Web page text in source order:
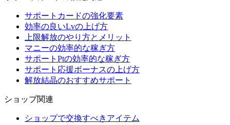
サポートカードの強化要素
効率の良いLvの上げ方
上限解放のやり方とメリット
マニーの効率的な稼ぎ方
サポートPtの効率的な稼ぎ方
サポート応援ボーナスの上げ方
解放結晶のおすすめサポート
ショップ関連
ショップで交換すべきアイテム